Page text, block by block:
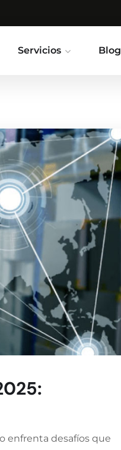
Servicios Blog
enfrenta desafíos que